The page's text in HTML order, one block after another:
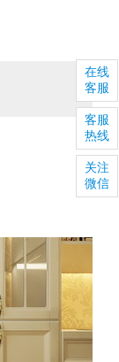
在线
客服
客服
热线
关注
微信